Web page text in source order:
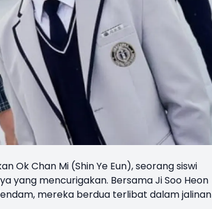
Ok Chan Mi (Shin Ye Eun), seorang siswi
yang mencurigakan. Bersama Ji Soo Heon
mereka berdua terlibat dalam jalinan